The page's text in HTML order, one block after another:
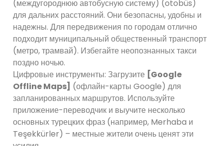
(междугороднюю автобусную систему) (otobüs)
для дальних расстояний. Они безопасны, удобны и
надежны. Для передвижения по городам отлично
подходит муниципальный общественный транспорт
(метро, трамвай). Избегайте неопознанных такси
поздно ночью.
Цифровые инструменты: Загрузите [Google
Offline Maps] (офлайн-карты Google) для
запланированных маршрутов. Используйте
приложение-переводчик и выучите несколько
основных турецких фраз (например, Merhaba и
Teşekkürler) – местные жители очень ценят эти